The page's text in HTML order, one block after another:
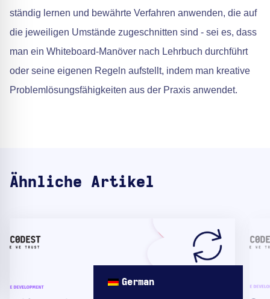
ständig lernen und bewährte Verfahren anwenden, die auf
die jeweiligen Umstände zugeschnitten sind - sei es, dass
man ein Whiteboard-Manöver nach Lehrbuch durchführt
oder seine eigenen Regeln aufstellt, indem man kreative
Problemlösungsfähigkeiten aus der Praxis anwendet.
Ähnliche Artikel
German